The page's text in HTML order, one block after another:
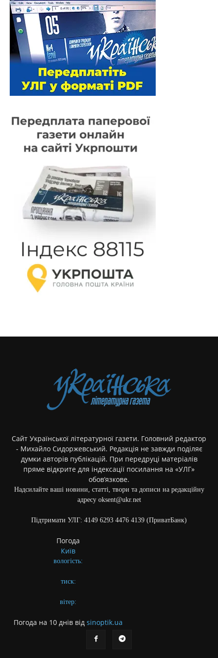
Сайт Української літературної газети. Головний редактор
- Михайло Сидоржевський. Редакція не завжди поділяє
думки авторів публікацій. При передруці матеріалів
пряме відкрите для індексації посилання на «УЛГ»
обов’язкове.
Надсилайте ваші новини, статті, твори та дописи на редакційну
адресу oksent@ukr.net
Підтримати УЛГ: 4149 6293 4476 4139 (ПриватБанк)
Погода
Київ
вологість:
тиск:
вітер:
Погода на 10 днів від sinoptik.ua